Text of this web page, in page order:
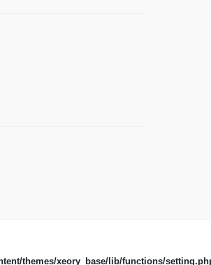
themes/xeory_base/lib/functions/